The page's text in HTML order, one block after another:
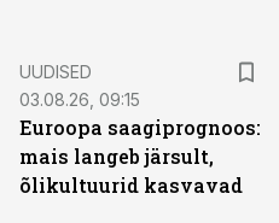
UUDISED
03.08.26, 09:15
Euroopa saagiprognoos:
mais langeb järsult,
õlikultuurid kasvavad